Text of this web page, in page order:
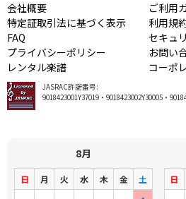
会社概要
ご利用
特定証取引法に基づく表示
利用規
FAQ
セキュ
プライバシーポリシー
お問い
レンタル楽譜
コーポ
JASRAC許諾番号:
9018423001Y37019・9018423002Y30005・
8月
日 月 火 水 木 金
土
日